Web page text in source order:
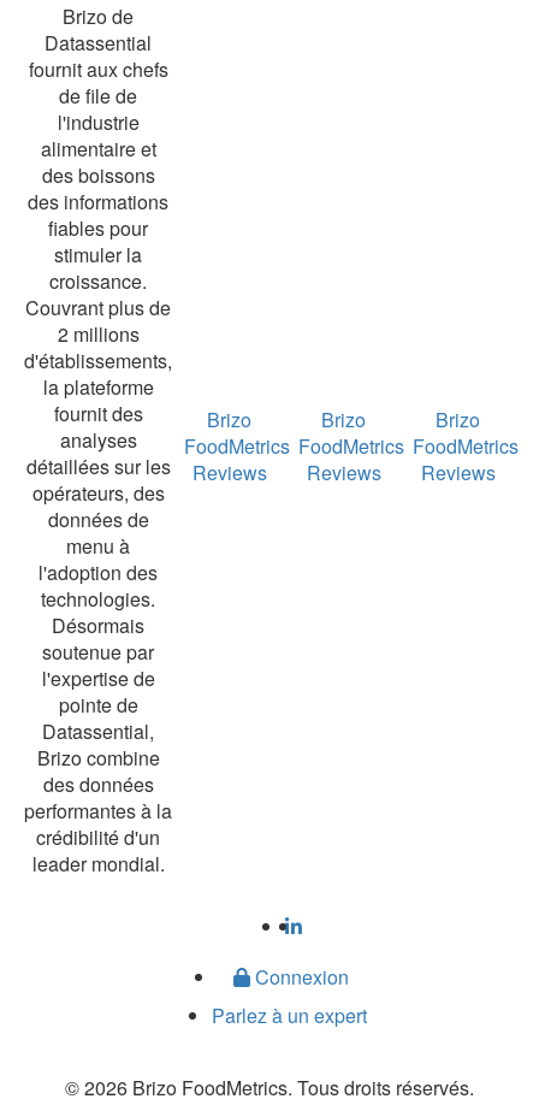
Brizo de
Datassential
fournit aux chefs
de file de
l'industrie
alimentaire et
des boissons
des informations
fiables pour
stimuler la
croissance.
Couvrant plus de
2 millions
d'établissements,
la plateforme
fournit des
analyses
détaillées sur les
opérateurs, des
données de
menu à
l'adoption des
technologies.
Désormais
soutenue par
l'expertise de
pointe de
Datassential,
Brizo combine
des données
performantes à la
crédibilité d'un
leader mondial.
Brizo
FoodMetrics
Reviews
Brizo
FoodMetrics
Reviews
Brizo
FoodMetrics
Reviews
Connexion
Parlez à un expert
© 2026 Brizo FoodMetrics. Tous droits réservés.